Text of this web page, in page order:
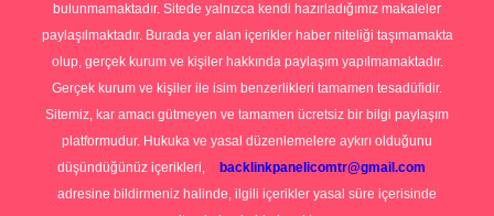
bulunmamaktadır. Sitede yalnızca kendi hazırladığımız makaleler
paylaşılmaktadır. Burada yer alan içerikler haber niteliği taşımamakta
olup, gerçek kurum ve kişiler hakkında paylaşım yapılmamaktadır.
Gerçek kurum ve kişiler ile isim benzerlikleri tamamen tesadüfidir.
Sitemiz, kar amacı gütmeyen ve tamamen ücretsiz bir bilgi paylaşım
platformudur. Hukuka ve yasal düzenlemelere aykırı olduğunu
düşündüğünüz içerikleri,
backlinkpanelicomtr@gmail.com
adresine bildirmeniz halinde, ilgili içerikler yasal süre içerisinde